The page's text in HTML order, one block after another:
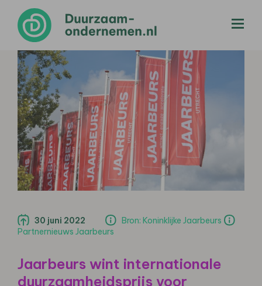
30 juni 2022
Bron: Koninklijke Jaarbeurs
Partnernieuws Jaarbeurs
Jaarbeurs wint internationale
duurzaamheidsprijs voor